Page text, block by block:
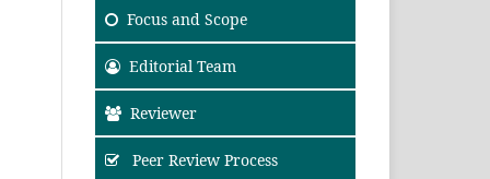
Focus and Scope
Editorial Team
Reviewer
Peer Review Process